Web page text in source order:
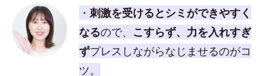
・ 刺激を受けるとシミができやすく
なるので、 こすらず、力を入れすぎ
ずプレスしながらなじませるのがコ
ツ。